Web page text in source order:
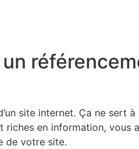
site internet. Ça ne sert
riches en information,
de votre site.